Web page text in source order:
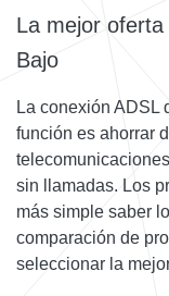
La mejor
Bajo
La conexión ADSL
función es ahorrar
sin llamadas. Los
más simple saber
comparación de
seleccionar la